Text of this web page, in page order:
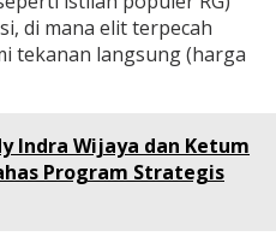
di mana elit terpecah
tekanan langsung (harga
Indra Wijaya dan Ketum
Program Strategis